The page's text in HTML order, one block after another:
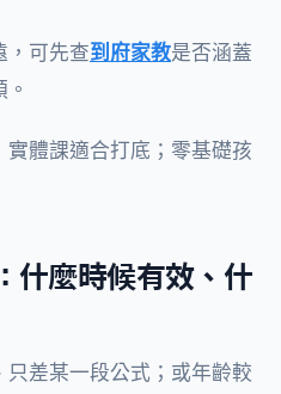
，可先查到府家教是否涵蓋
體課適合打底；零基礎孩
什麼時候有效、什
只差某一段公式；或年齡較